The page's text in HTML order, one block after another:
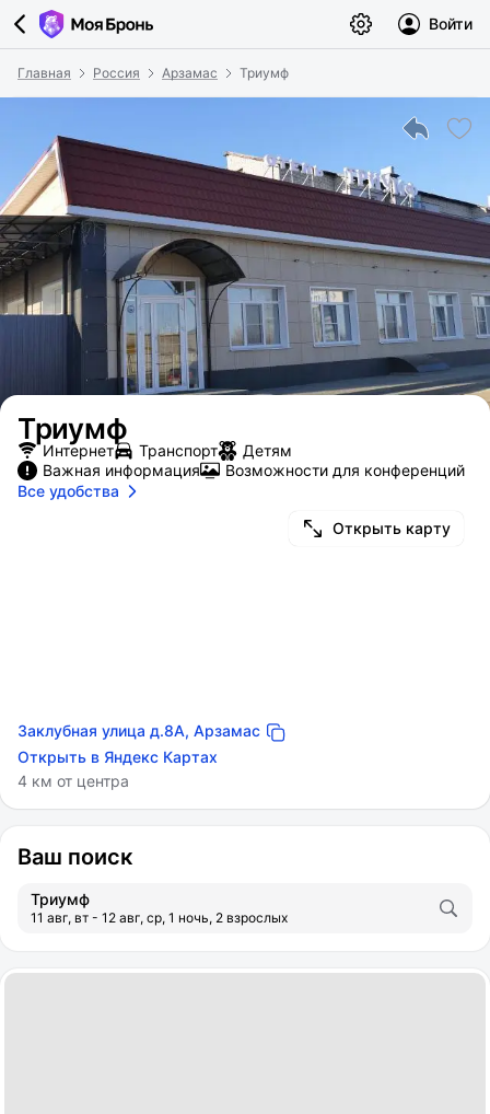
Войти
Главная Россия Арзамас Триумф
Триумф
Открыть карту
Заклубная улица д.8А, Арзамас
Открыть в Яндекс Картах
4 км от центра
Интернет Транспорт
Детям
Важная информация
Возможности для конференций
Все удобства
Ваш поиск
Триумф
11 авг, вт - 12 авг, ср, 1 ночь, 2 взрослых